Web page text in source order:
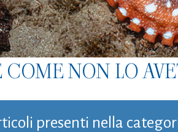
NON LO
presenti nella